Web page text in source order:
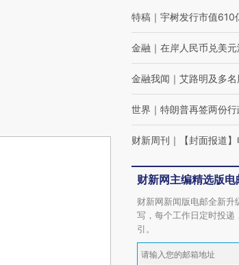
特稿 ｜ 宇树发行市值610
金融 ｜ 在岸人民币兑美
金融我闻 ｜ 艾路明及多
世界 ｜ 特朗普再签两份
财新周刊 ｜ 【封面报道
财新网主编精选版电
财新网新闻版电邮全新升
写，每个工作日定时投递
引。